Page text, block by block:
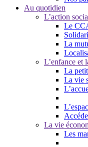
Au quotidien
L’action
Le
La
L’enfance et
La
La vie
La vie
Les